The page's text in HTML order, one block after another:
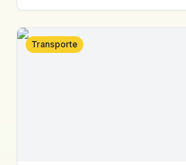
Transporte